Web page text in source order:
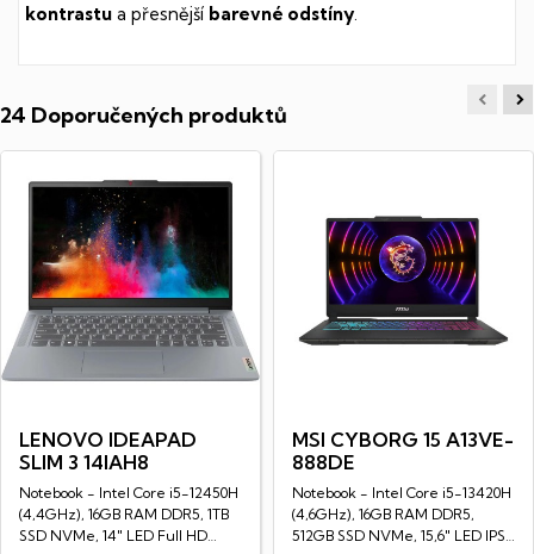
kontrastu a přesnější barevné odstíny
24 Doporučených produktů
LENOVO IDEAPAD
SLIM 3 14IAH8
Notebook - Intel Core i5-12450H
(4,4GHz), 16GB RAM DDR5, 1TB
SSD NVMe, 14" LED Full HD
MSI CYBORG 15 A13VE-
888DE
Notebook - Intel Core i5-13420H
(4,6GHz), 16GB RAM DDR5,
512GB SSD NVMe, 15,6" LED IPS